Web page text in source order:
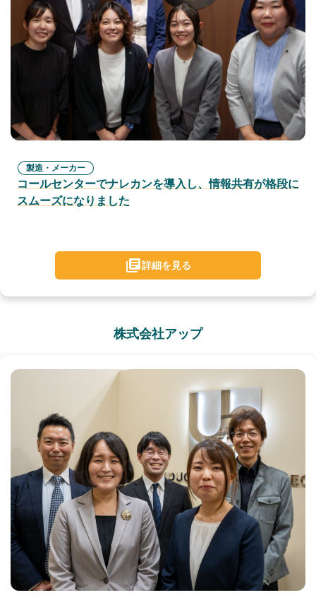
製造・メーカー
コールセンターでナレカンを導入し、情報共有が格段に
スムーズになりました
詳細を見る
株式会社アップ